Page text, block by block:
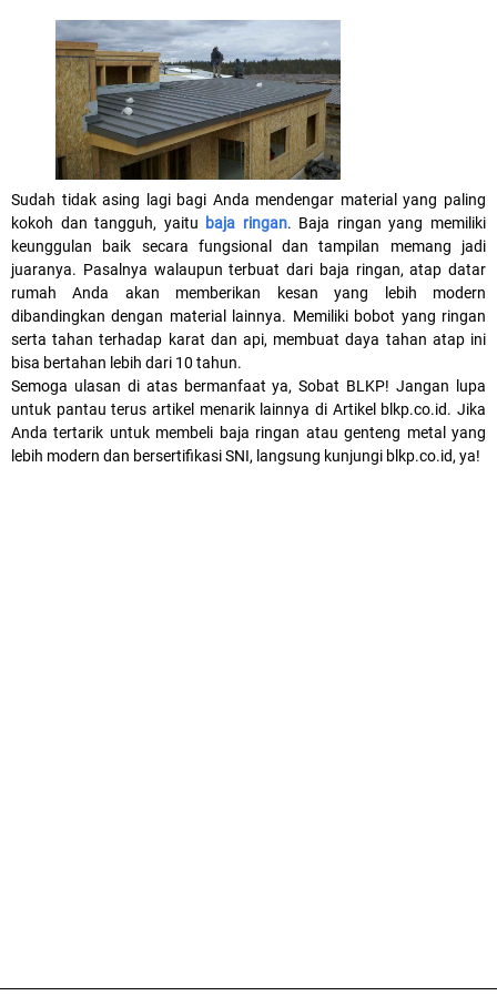
Sudah tidak asing lagi bagi Anda mendengar material yang paling
kokoh dan tangguh, yaitu baja ringan. Baja ringan yang memiliki
keunggulan baik secara fungsional dan tampilan memang jadi
juaranya. Pasalnya walaupun terbuat dari baja ringan, atap datar
rumah Anda akan memberikan kesan yang lebih modern
dibandingkan dengan material lainnya. Memiliki bobot yang ringan
serta tahan terhadap karat dan api, membuat daya tahan atap ini
bisa bertahan lebih dari 10 tahun.
Semoga ulasan di atas bermanfaat ya, Sobat BLKP! Jangan lupa
untuk pantau terus artikel menarik lainnya di Artikel blkp.co.id. Jika
Anda tertarik untuk membeli baja ringan atau genteng metal yang
lebih modern dan bersertifikasi SNI, langsung kunjungi blkp.co.id, ya!